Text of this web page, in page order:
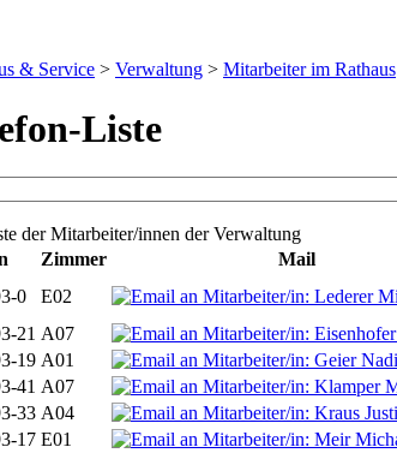
& Service > Verwaltung > Mitarbeiter im Rathaus
Liste
der Mitarbeiter/innen der Verwaltung
Zimmer
Mail
0
E02
21 A07
19 A01
41 A07
33 A04
17 E01